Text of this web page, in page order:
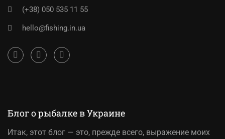
(+38) 050 535 11 55
hello@fishing.in.ua
Блог о рыбалке в Украине
Итак, этот блог — это, прежде всего, выражение моих